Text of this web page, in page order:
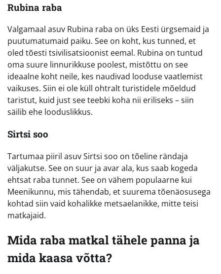
Rubina raba
Valgamaal asuv Rubina raba on üks Eesti ürgsemaid ja
puutumatumaid paiku. See on koht, kus tunned, et
oled tõesti tsivilisatsioonist eemal. Rubina on tuntud
oma suure linnurikkuse poolest, mistõttu on see
ideaalne koht neile, kes naudivad looduse vaatlemist
vaikuses. Siin ei ole küll ohtralt turistidele mõeldud
taristut, kuid just see teebki koha nii eriliseks – siin
säilib ehe looduslikkus.
Sirtsi soo
Tartumaa piiril asuv Sirtsi soo on tõeline rändaja
väljakutse. See on suur ja avar ala, kus saab kogeda
ehtsat raba tunnet. See on vähem populaarne kui
Meenikunnu, mis tähendab, et suurema tõenäosusega
kohtad siin vaid kohalikke metsaelanikke, mitte teisi
matkajaid.
Mida raba matkal tähele panna ja
mida kaasa võtta?